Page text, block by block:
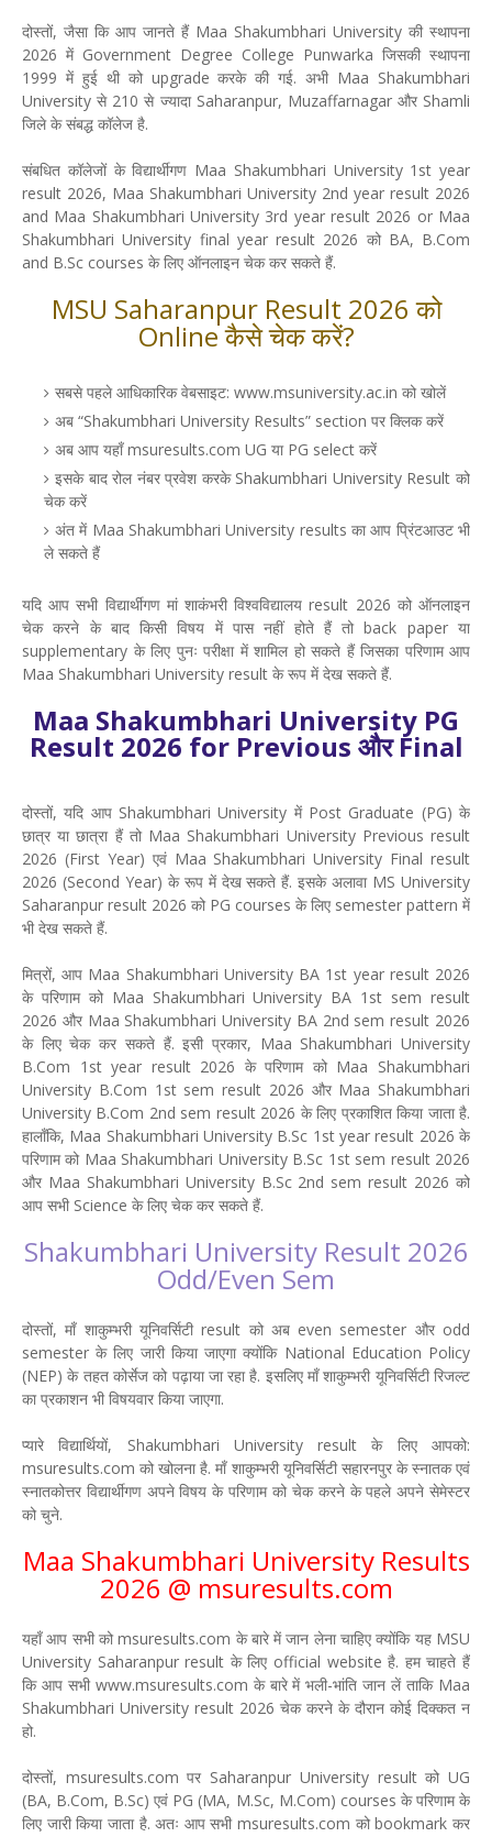
दोस्तों, जैसा कि आप जानते हैं Maa Shakumbhari University की स्थापना
2026 में Government Degree College Punwarka जिसकी स्थापना
1999 में हुई थी को upgrade करके की गई. अभी Maa Shakumbhari
University से 210 से ज्यादा Saharanpur, Muzaffarnagar और Shamli
जिले के संबद्ध कॉलेज है.
संबधित कॉलेजों के विद्यार्थीगण Maa Shakumbhari University 1st year
result 2026, Maa Shakumbhari University 2nd year result 2026
and Maa Shakumbhari University 3rd year result 2026 or Maa
Shakumbhari University final year result 2026 को BA, B.Com
and B.Sc courses के लिए ऑनलाइन चेक कर सकते हैं.
MSU Saharanpur Result 2026 को
Online कैसे चेक करें?
सबसे पहले आधिकारिक वेबसाइट: www.msuniversity.ac.in को खोलें
अब “Shakumbhari University Results” section पर क्लिक करें
अब आप यहाँ msuresults.com UG या PG select करें
इसके बाद रोल नंबर प्रवेश करके Shakumbhari University Result को
चेक करें
अंत में Maa Shakumbhari University results का आप प्रिंटआउट भी
ले सकते हैं
यदि आप सभी विद्यार्थीगण मां शाकंभरी विश्वविद्यालय result 2026 को ऑनलाइन
चेक करने के बाद किसी विषय में पास नहीं होते हैं तो back paper या
supplementary के लिए पुनः परीक्षा में शामिल हो सकते हैं जिसका परिणाम आप
Maa Shakumbhari University result के रूप में देख सकते हैं.
Maa Shakumbhari University PG
Result 2026 for Previous और Final
दोस्तों, यदि आप Shakumbhari University में Post Graduate (PG) के
छात्र या छात्रा हैं तो Maa Shakumbhari University Previous result
2026 (First Year) एवं Maa Shakumbhari University Final result
2026 (Second Year) के रूप में देख सकते हैं. इसके अलावा MS University
Saharanpur result 2026 को PG courses के लिए semester pattern में
भी देख सकते हैं.
मित्रों, आप Maa Shakumbhari University BA 1st year result 2026
के परिणाम को Maa Shakumbhari University BA 1st sem result
2026 और Maa Shakumbhari University BA 2nd sem result 2026
के लिए चेक कर सकते हैं. इसी प्रकार, Maa Shakumbhari University
B.Com 1st year result 2026 के परिणाम को Maa Shakumbhari
University B.Com 1st sem result 2026 और Maa Shakumbhari
University B.Com 2nd sem result 2026 के लिए प्रकाशित किया जाता है.
हालाँकि, Maa Shakumbhari University B.Sc 1st year result 2026 के
परिणाम को Maa Shakumbhari University B.Sc 1st sem result 2026
और Maa Shakumbhari University B.Sc 2nd sem result 2026 को
आप सभी Science के लिए चेक कर सकते हैं.
Shakumbhari University Result 2026
Odd/Even Sem
दोस्तों, माँ शाकुम्भरी यूनिवर्सिटी result को अब even semester और odd
semester के लिए जारी किया जाएगा क्योंकि National Education Policy
(NEP) के तहत कोर्सेज को पढ़ाया जा रहा है. इसलिए माँ शाकुम्भरी यूनिवर्सिटी रिजल्ट
का प्रकाशन भी विषयवार किया जाएगा.
प्यारे विद्यार्थियों, Shakumbhari University result के लिए आपको:
msuresults.com को खोलना है. माँ शाकुम्भरी यूनिवर्सिटी सहारनपुर के स्नातक एवं
स्नातकोत्तर विद्यार्थीगण अपने विषय के परिणाम को चेक करने के पहले अपने सेमेस्टर
को चुने.
Maa Shakumbhari University Results
2026 @ msuresults.com
यहाँ आप सभी को msuresults.com के बारे में जान लेना चाहिए क्योंकि यह MSU
University Saharanpur result के लिए official website है. हम चाहते हैं
कि आप सभी www.msuresults.com के बारे में भली-भांति जान लें ताकि Maa
Shakumbhari University result 2026 चेक करने के दौरान कोई दिक्कत न
हो.
दोस्तों, msuresults.com पर Saharanpur University result को UG
(BA, B.Com, B.Sc) एवं PG (MA, M.Sc, M.Com) courses के परिणाम के
लिए जारी किया जाता है. अतः आप सभी msuresults.com को bookmark कर